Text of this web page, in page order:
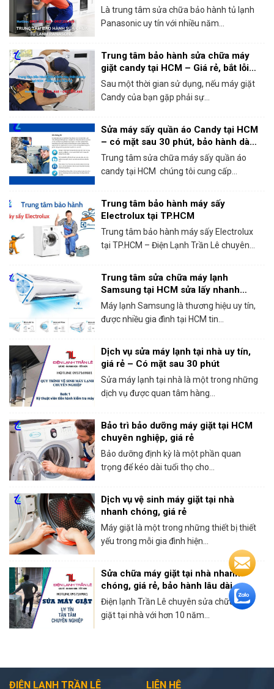
trong 1 lần gọi
Là trung tâm sửa chữa bảo hành tủ lạnh
Panasonic uy tín với nhiều năm...
Trung tâm bảo hành sửa chữa máy
giặt candy tại HCM – Giá rẻ, bắt lỗi
chính xác 100%
Sau một thời gian sử dụng, nếu máy giặt
Candy của bạn gặp phải sự...
Sửa máy sấy quần áo Candy tại HCM
– có mặt sau 30 phút, bảo hành dài
hạn!
Trung tâm sửa chữa máy sấy quần áo
candy tại HCM chúng tôi cung cấp...
Trung tâm bảo hành máy sấy
Electrolux tại TP.HCM
Trung tâm bảo hành máy sấy Electrolux
tại TP.HCM – Điện Lạnh Trần Lê chuyên...
Trung tâm sửa chữa máy lạnh
Samsung tại HCM sửa lấy nhanh
trong ngày
Máy lạnh Samsung là thương hiệu uy tín,
được nhiều gia đình tại HCM tin...
Dịch vụ sửa máy lạnh tại nhà uy tín,
giá rẻ – Có mặt sau 30 phút
Sửa máy lạnh tại nhà là một trong những
dịch vụ được quan tâm hàng...
Bảo trì bảo dưỡng máy giặt tại HCM
chuyên nghiệp, giá rẻ
Bảo dưỡng định kỳ là một phần quan
trọng để kéo dài tuổi thọ cho...
Dịch vụ vệ sinh máy giặt tại nhà
nhanh chóng, giá rẻ
Máy giặt là một trong những thiết bị thiết
yếu trong mỗi gia đình hiện...
Sửa chữa máy giặt tại nhà nhanh
chóng, giá rẻ, bảo hành lâu dài
Điện lạnh Trần Lê chuyên sửa chữa máy
giặt tại nhà với hơn 10 năm...
ĐIỆN LẠNH TRẦN LÊ LIÊN HỆ